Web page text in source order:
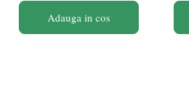
Adauga in cos